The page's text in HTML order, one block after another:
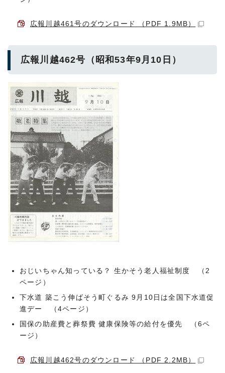
広報川越461号のダウンロード （PDF 1.9MB）
広報川越462号（昭和53年9月10日）
おじいちゃん知っている？ 生かそう老人福祉制度 （2
ページ）
下水道 築こう伸ばそう町ぐるみ 9月10日は全国下水道促
進デー （4ページ）
国保の助産費と葬祭費 健康保険等の給付を優先 （6ペ
ージ）
広報川越462号のダウンロード （PDF 2.2MB）